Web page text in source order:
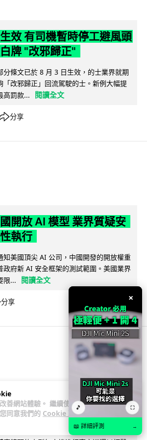
善網站體驗。 繼續使用
同意我們的 Cookie 政
效 有司機暫時停工避風頭
牌 "改邪歸正"
分條文已於 8 月 3 日生效，的士業界就期
「改邪歸正」回流駕駛的士。新例大幅提
高罰款...
閱讀全文
分享
開放 AI 模型 業界質疑安
執行
知美國頂尖 AI 公司，中國開發的開放權重
政府新 AI 安全框架的測試範圍。美國業界
限...
閱讀全文
分享
逃高空法眼 勞工處出動熱
AI 人臉識別精準執法
×
🎵 ⛶
📖 詳細評測 →